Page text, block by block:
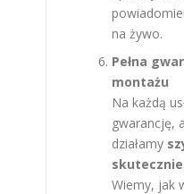
na żywo.
Pełna
montażu
Na każdą
gwarancję,
działamy
skutecznie
Wiemy, jak